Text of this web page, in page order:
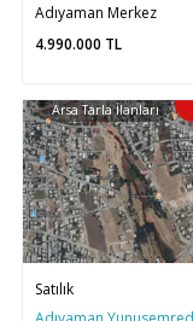
Adıyaman Merkez
4.990.000 TL
Arsa Tarla İlanları
Satılık